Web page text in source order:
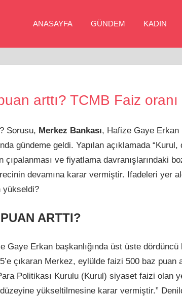
ANASAYFA GÜNDEM KADIN
arttı? TCMB Faiz
Sorusu, Merkez Bankası, Hafize Gaye Erkan
gündeme geldi. Yapılan açıklamada
ve fiyatlama davranışlarındaki
devamına karar vermiştir. Ifadeleri yer
yükseldi?
ARTTI?
Gaye Erkan başkanlığında üst üste
çıkaran Merkez, eylülde faizi 500 baz puan
Politikası Kurulu (Kurul) siyaset faizi olan
yükseltilmesine karar vermiştir.”